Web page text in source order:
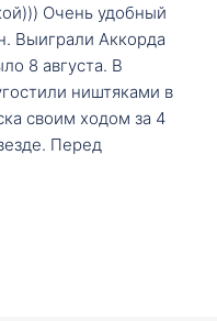
Очень удобный
Выиграли Аккорда
8 августа. В
ништяками в
своим ходом за 4
Перед